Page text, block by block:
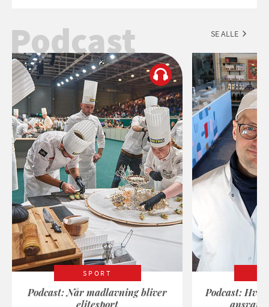
Podcast SE ALLE
SPORT
Podcast: Når madlavning bliver
elitesport
Podcast: